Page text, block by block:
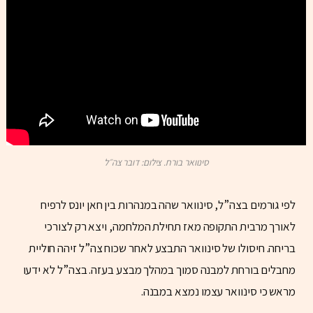
סינוואר בורח. צילום: דובר צה״ל
לפי גורמים בצה”ל, סינוואר שהה במנהרות בין חאן יונס לרפיח
לאורך מרבית התקופה מאז תחילת המלחמה, ויצא רק לצורכי
בריחה. חיסולו של סינוואר התבצע לאחר שכוח צה”ל זיהה חוליית
מחבלים בורחת למבנה סמוך במהלך מבצע בעזה. בצה”ל לא ידעו
מראש כי סינוואר עצמו נמצא במבנה.